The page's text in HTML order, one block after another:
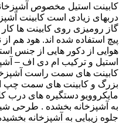
کابینت استیل مخصوص
دربهای زیادی است کابینت
گاز رومیزی روی کابینت ها
پیچ استفاده شده اند. هود هم
هوایی از دکور هایی از جنس
استیل و ترکیب ام دی اف –
کابینت های سمت راست
مایکروویو دستگیره های
به آشپزخانه بخشده . طرحی
جلوه زیبایی به آشپزخانه